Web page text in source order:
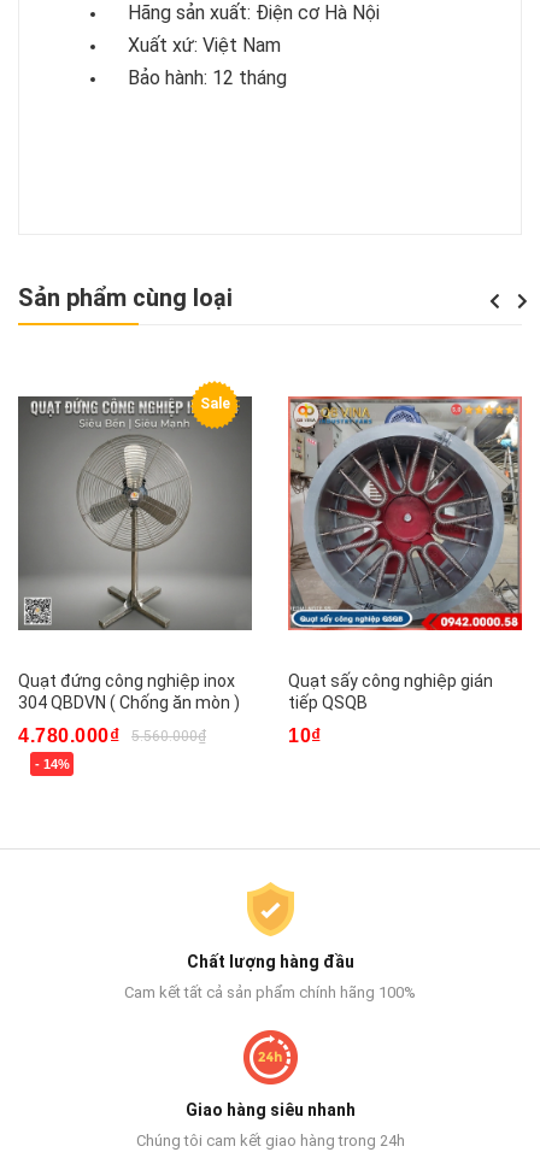
Hãng sản xuất: Điện cơ Hà Nội
Xuất xứ: Việt Nam
Bảo hành: 12 tháng
Sản phẩm cùng loại
Sale
Quạt đứng công nghiệp inox
304 QBDVN ( Chống ăn mòn )
4.780.000₫ 5.560.000₫
- 14%
Quạt sấy công nghiệp gián
tiếp QSQB
10₫
Next
Chất lượng hàng đầu
Cam kết tất cả sản phẩm chính hãng 100%
Giao hàng siêu nhanh
Chúng tôi cam kết giao hàng trong 24h